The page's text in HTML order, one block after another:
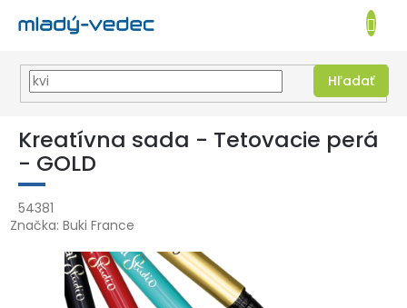
Prejsť
obsah
EUR
Hľadať
KOŠÍK
Kreatívna sada - Tetovacie perá
- GOLD
54381
Značka: Buki France